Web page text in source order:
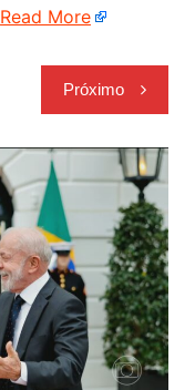
Read More
Próximo